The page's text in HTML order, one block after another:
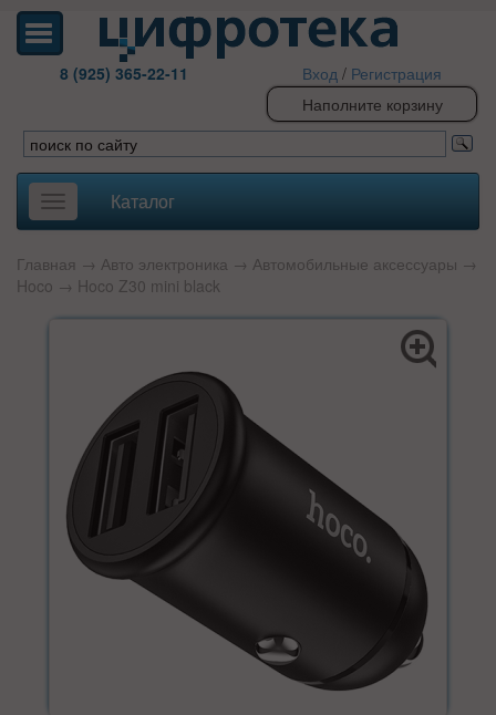
8 (925) 365-22-11 Вход / Регистрация
Наполните корзину
Toggle
navigation
Каталог
Главная → Авто электроника → Автомобильные аксессуары →
Hoco → Hoco Z30 mini black